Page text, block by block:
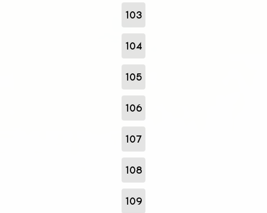
103
104
105
106
107
108
109